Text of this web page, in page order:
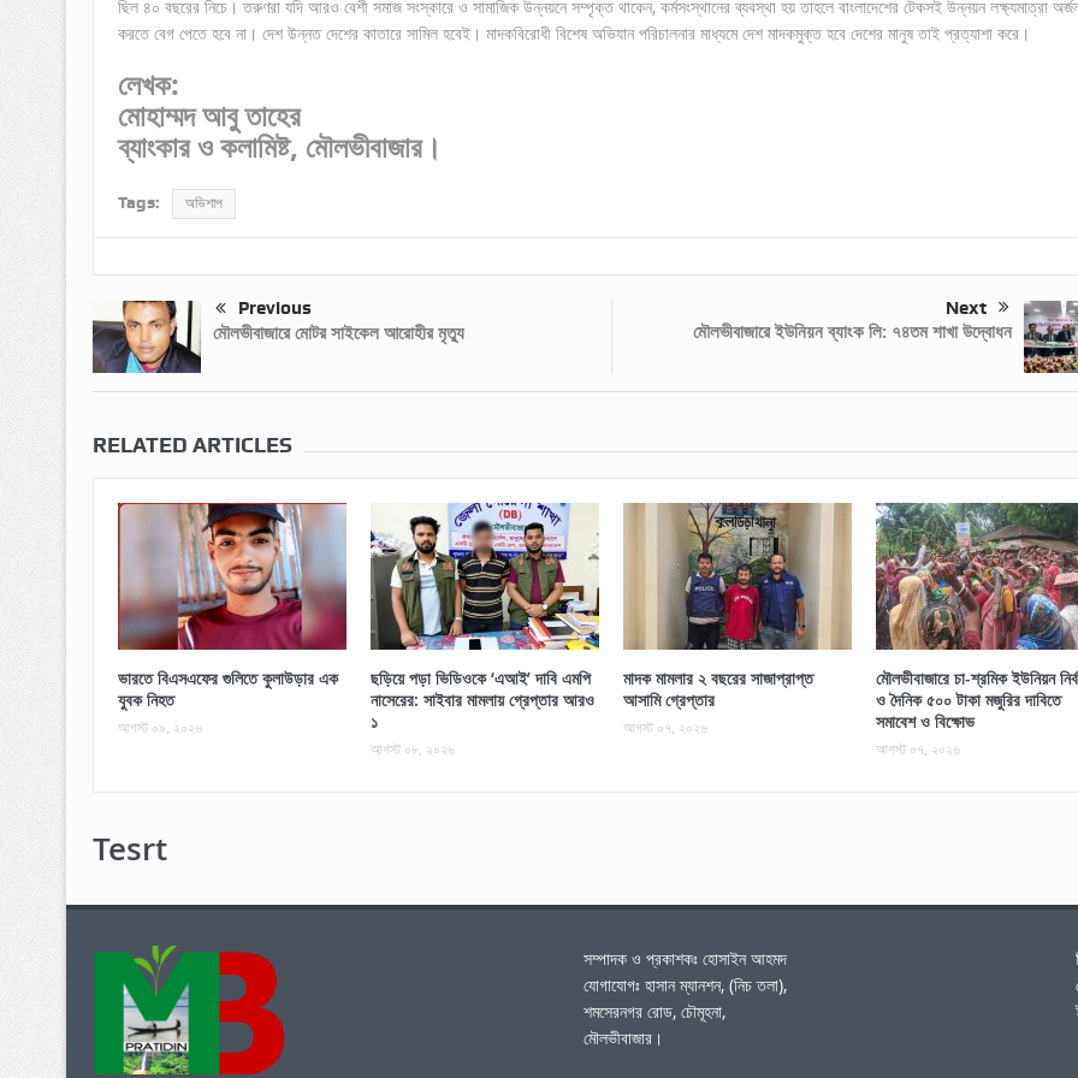
ছিল ৪০ বছরের নিচে। তরুণরা যদি আরও বেশী সমাজ সংস্কারে ও সামাজিক উন্নয়নে সম্পৃক্ত থাকেন, কর্মসংস্থানের ব্যবস্থা হয় তাহলে বাংলাদেশের টেকসই উন্নয়ন লক্ষ্যমাত্রা
করতে বেগ পেতে হবে না। দেশ উন্নত দেশের কাতারে সামিল হবেই। মাদকবিরোধী বিশেষ অভিযান পরিচালনার মাধ্যমে দেশ মাদকমুক্ত হবে দেশের মানুষ তাই প্রত্যাশা করে।
লেখক:
মোহাম্মদ আবু তাহের
ব্যাংকার ও কলামিষ্ট, মৌলভীবাজার।
Tags: অভিশাপ
Previous
মৌলভীবাজারে মোটর সাইকেল আরোহীর মৃত্যু
Next
মৌলভীবাজারে ইউনিয়ন ব্যাংক লি: ৭৪তম শাখা উদ্বোধন
RELATED ARTICLES
ভারতে বিএসএফের গুলিতে কুলাউড়ার এক
যুবক নিহত
আগস্ট ০৯, ২০২৬
ছড়িয়ে পড়া ভিডিওকে ‘এআই’ দাবি এমপি
নাসেরের: সাইবার মামলায় গ্রেপ্তার আরও
১
আগস্ট ০৮, ২০২৬
মাদক মামলার ২ বছরের সাজাপ্রাপ্ত
আসামি গ্রেপ্তার
আগস্ট ০৭, ২০২৬
মৌলভীবাজারে চা-শ্রমিক ইউনিয়ন
ও দৈনিক ৫০০ টাকা মজুরির দাবিতে
সমাবেশ ও বিক্ষোভ
আগস্ট ০৭, ২০২৬
Tesrt
সম্পাদক ও প্রকাশকঃ হোসাইন আহমদ
যোগাযোগঃ হাসান ম্যানশন, (নিচ তলা),
শমসেরনগর রোড, চৌমূহনা,
মৌলভীবাজার।